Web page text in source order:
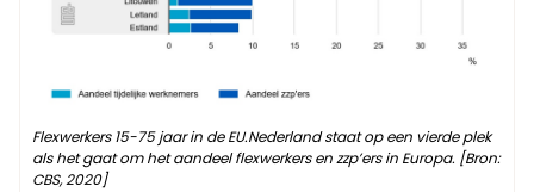
Flexwerkers 15-75 jaar in de EU.Nederland staat op een vierde plek
als het gaat om het aandeel flexwerkers en zzp’ers in Europa. [Bron:
CBS, 2020]